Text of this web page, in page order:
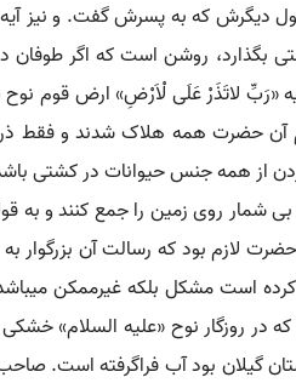
دیگرش که به پسرش گفت. و نیز
بگذارد، روشن است که اگر طوفان
«رَبِّ لاتَذَرْ عَلَی لْاَرْضِ» ارض قوم
آن حضرت همه هلاک شدند و فقط
از همه جنس حیوانات در کشتی
روی زمین را جمع کنند و به
لازم بود که رسالت آن بزرگوار
است مشکل بلکه غیرممکن
که در روزگار نوح «علیه
گیلان بود آب فراگرفته است.